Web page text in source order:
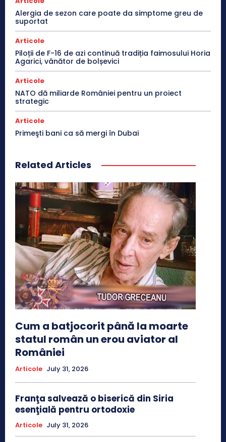
Alergia de sezon care poate da simptome greu de
suportat
Articole
Piloții de F-16 de azi continuă tradiția faimosului Horia
Agarici, vânător de bolșevici
Articole
NATO dă miliarde României pentru un proiect
strategic
Articole
Primeşti bani ca să mergi în Dubai
Related Articles
Cum a batjocorit până la moarte
statul român un erou aviator al
României
Articole July 31, 2026
Franţa salvează o biserică din Siria
esenţială pentru ortodoxie
Articole July 31, 2026